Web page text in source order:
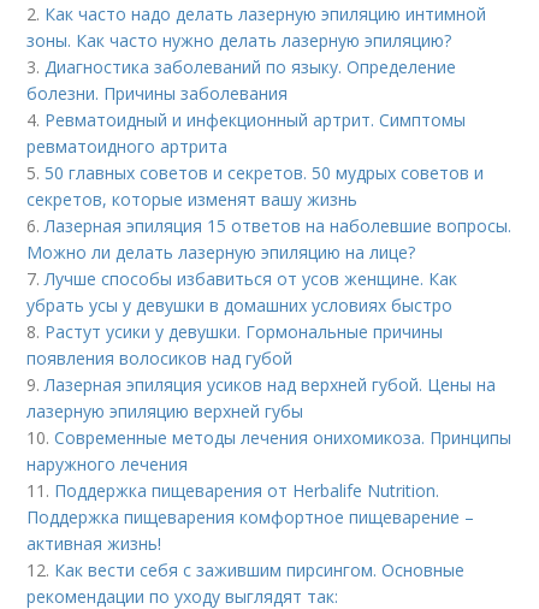
2. Как часто надо делать лазерную эпиляцию интимной
зоны. Как часто нужно делать лазерную эпиляцию?
3. Диагностика заболеваний по языку. Определение
болезни. Причины заболевания
4. Ревматоидный и инфекционный артрит. Симптомы
ревматоидного артрита
5. 50 главных советов и секретов. 50 мудрых советов и
секретов, которые изменят вашу жизнь
6. Лазерная эпиляция 15 ответов на наболевшие вопросы.
Можно ли делать лазерную эпиляцию на лице?
7. Лучше способы избавиться от усов женщине. Как
убрать усы у девушки в домашних условиях быстро
8. Растут усики у девушки. Гормональные причины
появления волосиков над губой
9. Лазерная эпиляция усиков над верхней губой. Цены на
лазерную эпиляцию верхней губы
10.Современные методы лечения онихомикоза. Принципы
наружного лечения
11. Поддержка пищеварения от Herbalife Nutrition.
Поддержка пищеварения комфортное пищеварение –
активная жизнь!
12. Как вести себя с зажившим пирсингом. Основные
рекомендации по уходу выглядят так: